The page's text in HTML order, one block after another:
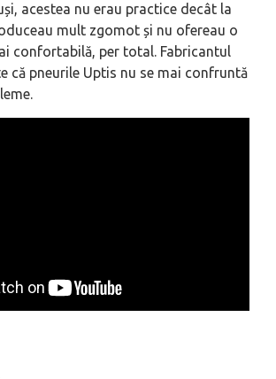
acestea nu erau practice decât la
mult zgomot și nu ofereau o
confortabilă, per total. Fabricantul
că pneurile Uptis nu se mai confruntă